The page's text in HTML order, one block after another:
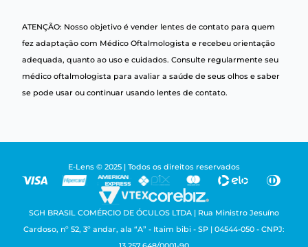
ATENÇÃO: Nosso objetivo é vender lentes de contato para quem
fez adaptação com Médico Oftalmologista e recebeu orientação
adequada, quanto ao uso e cuidados. Consulte regularmente seu
médico oftalmologista para avaliar a saúde de seus olhos e saber
se pode usar ou continuar usando lentes de contato.
E-Lens © 2025 | Todos os direitos reservados
SGH BRASIL COMÉRCIO DE ÓCULOS LTDA | Rua Ministro Jesuíno
Cardoso, nº 52, 3º andar, ala “A” - Itaim bibi - SP | 04544-050 - CNPJ: